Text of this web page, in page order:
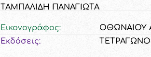
ΤΑΜΠΑΛΙΔΗ ΠΑΝΑΓΙΩΤΑ
Εικονογράφος:
ΟΘΩΝΑΙΟΥ
Εκδόσεις:
ΤΕΤΡΑΓΩΝΟ